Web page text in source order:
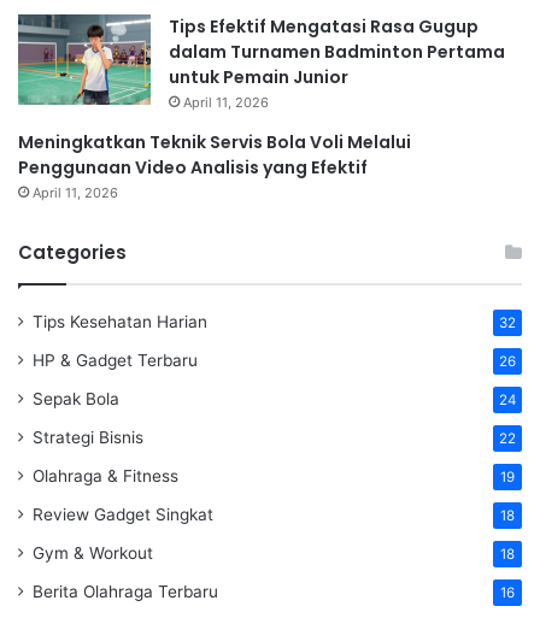
Tips Efektif Mengatasi Rasa Gugup
dalam Turnamen Badminton Pertama
untuk Pemain Junior
April 11, 2026
Meningkatkan Teknik Servis Bola Voli Melalui
Penggunaan Video Analisis yang Efektif
April 11, 2026
Categories
Tips Kesehatan Harian 32
HP & Gadget Terbaru 26
Sepak Bola 24
Strategi Bisnis 22
Olahraga & Fitness 19
Review Gadget Singkat 18
Gym & Workout 18
Berita Olahraga Terbaru 16